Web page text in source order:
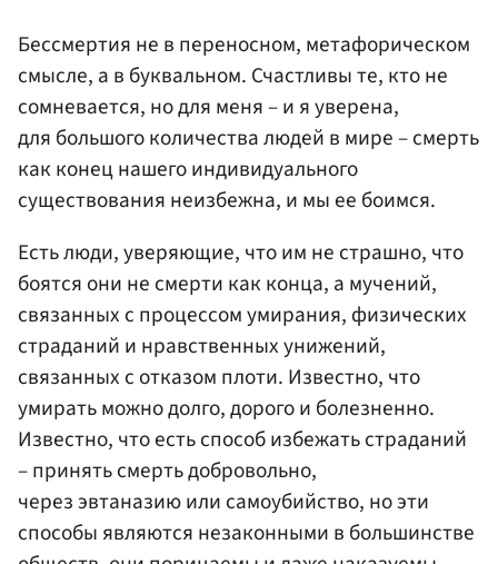
Бессмертия не в переносном, метафорическом
смысле, а в буквальном. Счастливы те, кто не
сомневается, но для меня – и я уверена,
для большого количества людей в мире – смерть
как конец нашего индивидуального
существования неизбежна, и мы ее боимся.
Есть люди, уверяющие, что им не страшно, что
боятся они не смерти как конца, а мучений,
связанных с процессом умирания, физических
страданий и нравственных унижений,
связанных с отказом плоти. Известно, что
умирать можно долго, дорого и болезненно.
Известно, что есть способ избежать страданий
– принять смерть добровольно,
через эвтаназию или самоубийство, но эти
способы являются незаконными в большинстве